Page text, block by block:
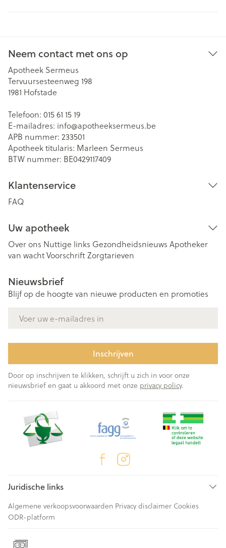
Neem contact met ons op
Apotheek Sermeus
Tervuursesteenweg 198
1981 Hofstade
Telefoon: 015 61 15 19
E-mailadres: info@apotheeksermeus.be
APB nummer: 233501
Apotheek titularis: Marleen Sermeus
BTW nummer: BE0429117409
Klantenservice
FAQ
Uw apotheek
Over ons Nuttige links Gezondheidsnieuws Apotheker
van wachtVoorschriftZorgtarieven
Nieuwsbrief
Blijf op de hoogte van nieuwe producten en promoties
Inschrijven
Door op inschrijven te klikken, schrijft u zich in voor onze
nieuwsbrief en gaat u akkoord met onze privacy policy.
Juridische links
Algemene verkoopsvoorwaarden Privacy disclaimer Cookies
ODR-platform